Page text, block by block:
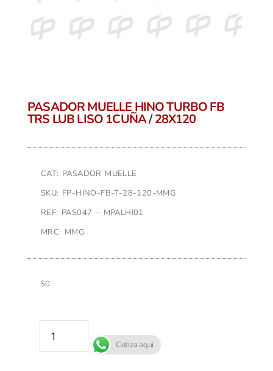
PASADOR MUELLE HINO TURBO FB
TRS LUB LISO 1CUÑA / 28X120
CAT: PASADOR MUELLE
SKU: FP-HINO-FB-T-28-120-MMG
REF: PAS047 – MPALHI01
MRC: MMG
$0
Cotiza aqui